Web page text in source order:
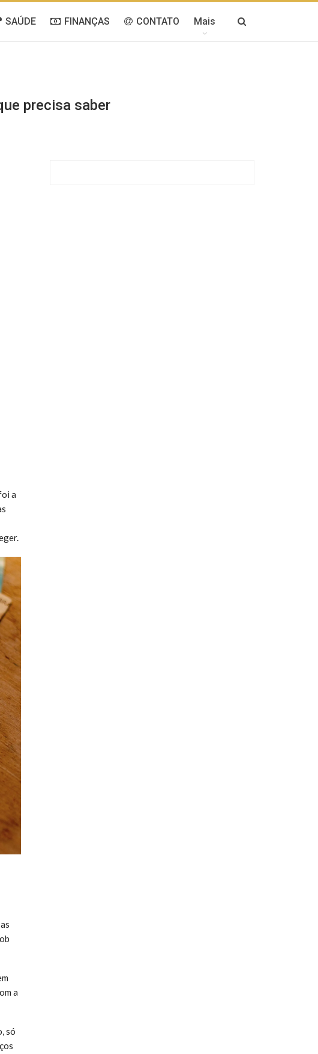
SAÚDE FINANÇAS CONTATO Mais
precisa saber
a
a
só